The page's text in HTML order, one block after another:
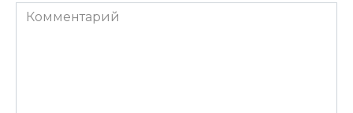
Комментарий